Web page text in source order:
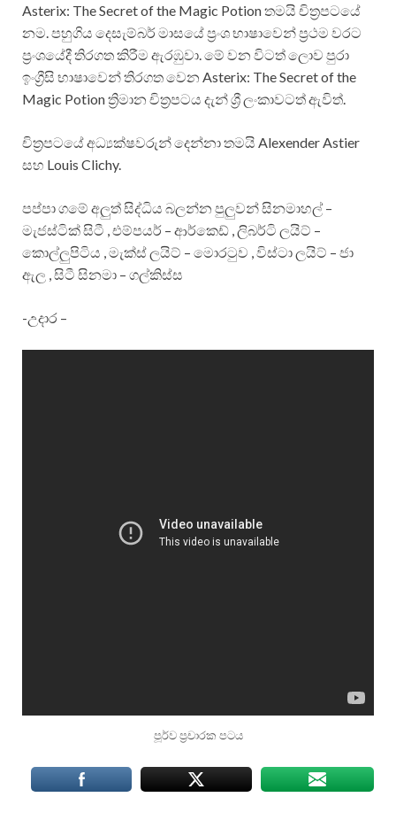
Asterix: The Secret of the Magic Potion තමයි චිත්‍රපටයේ
නම. පහුගිය දෙසැම්බර් මාසයේ ප්‍රංශ භාෂාවෙන් ප්‍රථම වරට
ප්‍රංශයේදී තිරගත කිරීම ඇරඹුවා. මේ වන විටත් ලොව පුරා
ඉංග්‍රීසි භාෂාවෙන් තිරගත වෙන Asterix: The Secret of the
Magic Potion ත්‍රිමාන චිත්‍රපටය දැන් ශ්‍රී ලංකාවටත් ඇවිත්.
චිත්‍රපටයේ අධ්‍යක්ෂවරුන් දෙන්නා තමයි Alexender Astier
සහ Louis Clichy.
පප්පා ගමේ අලුත් සිද්ධිය බලන්න පුලුවන් සිනමාහල් –
මැජස්ටික් සිටී , එම්පයර් – ආර්කෙඩ් , ලිබර්ටි ලයිට් –
කොල්ලුපිටිය , මැක්ස් ලයිට් – මොරටුව , විස්ටා ලයිට් – ජා
ඇල , සිටී සිනමා – ගල්කිස්ස
-උදාර –
පූර්ව ප්‍රචාරක පටය